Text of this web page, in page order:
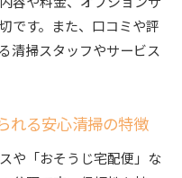
です。また、口コミや評
清掃スタッフやサービス
れる安心清掃の特徴
や「おそうじ宅配便」な